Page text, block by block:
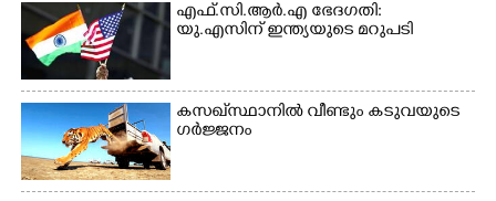
എഫ്.സി.ആർ.എ ഭേദഗതി:
യു.എസിന് ഇന്ത്യയുടെ മറുപടി
കസഖ്‌സ്ഥാനിൽ വീണ്ടും കടുവയുടെ
ഗർജ്ജനം